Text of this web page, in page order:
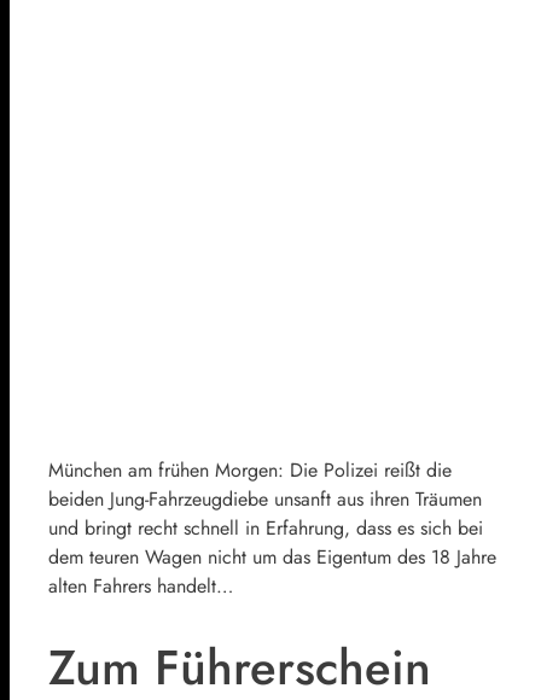
München am frühen Morgen: Die Polizei reißt die
beiden Jung-Fahrzeugdiebe unsanft aus ihren Träumen
und bringt recht schnell in Erfahrung, dass es sich bei
dem teuren Wagen nicht um das Eigentum des 18 Jahre
alten Fahrers handelt…
Zum Führerschein